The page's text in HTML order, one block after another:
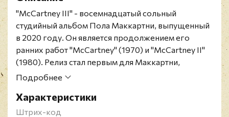
"McCartney III" - восемнадцатый сольный
студийный альбом Пола Маккартни, выпущенный
в 2020 году. Он является продолжением его
ранних работ "McCartney" (1970) и "McCartney II"
(1980). Релиз стал первым для Маккартни,
возглавившим британский хит-парад с 1989 года,
вторую строчку в американском чарте Billboard
200. Альбом также получил две номинации на
Подробнее
Характеристики
Штрих-код